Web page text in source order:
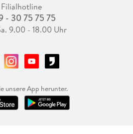
Filialhotline
- 30 75 75 75
9.00 - 18.00 Uhr
unsere App herunter.